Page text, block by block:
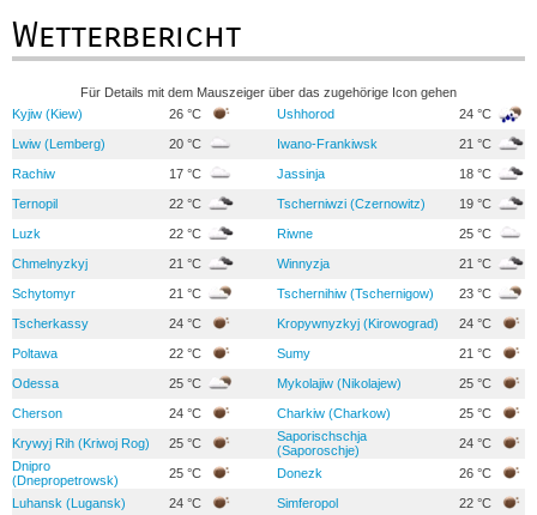
Wetterbericht
Für Details mit dem Mauszeiger über das zugehörige Icon gehen
Kyjiw (Kiew)
26 °C Ushhorod 24 °C
Lwiw (Lemberg) 20 °C Iwano-Frankiwsk 21 °C
Rachiw 17 °C Jassinja 18 °C
Ternopil 22 °C Tscherniwzi (Czernowitz) 19 °C
Luzk 22 °C Riwne 25 °C
Chmelnyzkyj 21 °C Winnyzja 21 °C
Schytomyr 21 °C Tschernihiw (Tschernigow) 23 °C
Tscherkassy 24 °C Kropywnyzkyj (Kirowograd) 24 °C
Poltawa 22 °C Sumy 21 °C
Odessa 25 °C Mykolajiw (Nikolajew) 25 °C
Cherson 24 °C Charkiw (Charkow) 25 °C
Krywyj Rih (Kriwoj Rog) 25 °C
Saporischschja
(Saporoschje)
24 °C
Dnipro
(Dnepropetrowsk)
25 °C Donezk 26 °C
Luhansk (Lugansk) 24 °C Simferopol 22 °C